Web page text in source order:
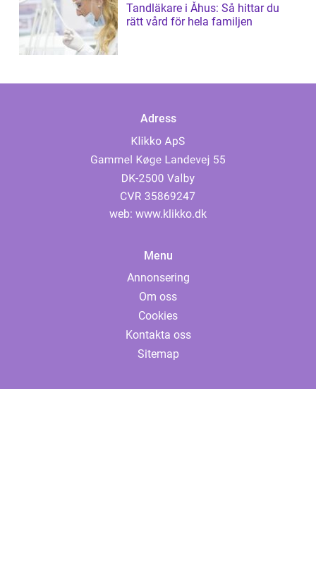
Tandläkare i Åhus: Så hittar du
rätt vård för hela familjen
Adress
web: www.klikko.dk
Menu
Annonsering
Om oss
Cookies
Kontakta oss
Sitemap